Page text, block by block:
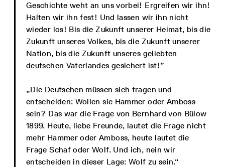
Geschichte weht an uns vorbei! Ergreifen wir ihn!
Halten wir ihn fest! Und lassen wir ihn nicht
wieder los! Bis die Zukunft unserer Heimat, bis die
Zukunft unseres Volkes, bis die Zukunft unserer
Nation, bis die Zukunft unseres geliebten
deutschen Vaterlandes gesichert ist!”
„Die Deutschen müssen sich fragen und
entscheiden: Wollen sie Hammer oder Amboss
sein? Das war die Frage von Bernhard von Bülow
1899. Heute, liebe Freunde, lautet die Frage nicht
mehr Hammer oder Amboss, heute lautet die
Frage Schaf oder Wolf. Und ich, nein wir
entscheiden in dieser Lage: Wolf zu sein.“